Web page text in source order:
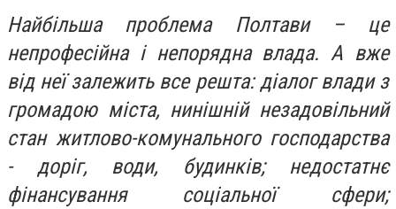
Найбільша проблема Полтави – це
непрофесійна і непорядна влада. А вже
від неї залежить все решта:діалог влади з
громадою міста, нинішній незадовільний
стан житлово-комунального господарства
- доріг, води, будинків; недостатнє
фінансування соціальної сфери;